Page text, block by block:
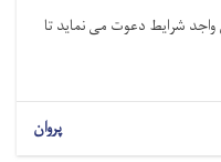
شرایط دعوت می نماید تا
پروان